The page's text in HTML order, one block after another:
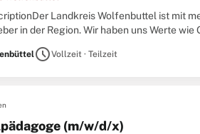
Landkreis Wolfenbuttel ist mit
in der Region. Wir haben uns Werte
scheduleVollzeit · Teilzeit
(m/w/d/x)